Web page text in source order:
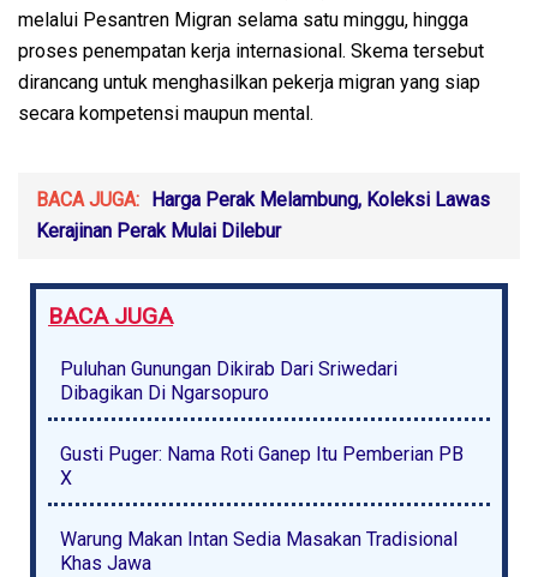
melalui Pesantren Migran selama satu minggu, hingga
proses penempatan kerja internasional. Skema tersebut
dirancang untuk menghasilkan pekerja migran yang siap
secara kompetensi maupun mental.
BACA JUGA:
Harga Perak Melambung, Koleksi Lawas
Kerajinan Perak Mulai Dilebur
BACA JUGA
Puluhan Gunungan Dikirab Dari Sriwedari
Dibagikan Di Ngarsopuro
Gusti Puger: Nama Roti Ganep Itu Pemberian PB
X
Warung Makan Intan Sedia Masakan Tradisional
Khas Jawa